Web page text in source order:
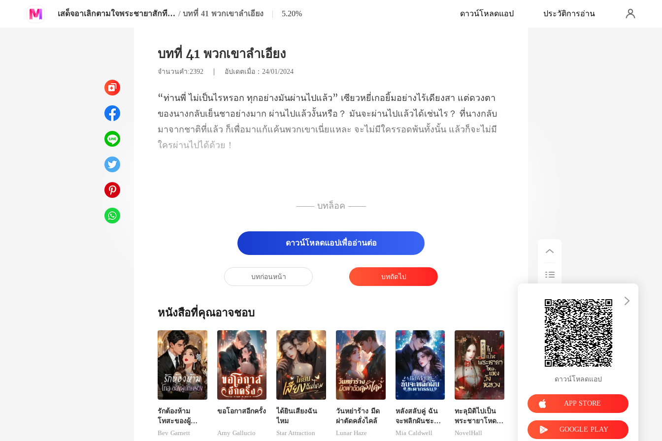
เสด็จอาเลิกตามใจพระชายาสักทีเถอะ / บทที่ 41 พวกเขาลำเอียง | 5.20% ดาวน์โหลดแอป ประวัติการอ่าน
บทที่ 41 พวกเขาลำเอียง
จำนวนคำ:2392 | อัปเดตเมื่อ：24/01/2024
างกลับเย็นชาอย่างมาก ผ่านไปแล้วงั้นหรือ？ มันจะผ่านไปแล้วได้เช่นไร？ ที่นางกลับ
มาจากชาติที่แ
—— บทล็อค ——
ดาวน์โหลดแอปเพื่ออ่านต่อ
บทก่อนหน้า บทถัดไป
หนังสือที่คุณอาจชอบ
รักต้องห้าม
โทสะของผู้
ปกครอง
Bev Garnett
ขอโอกาสอีกครั้ง
Arny Gallucio
ได้ยินเสียงฉัน
ไหม
Star Attraction
วันหย่าร้าง มีด
ผ่าตัดคลั่งไคล้
Lunar Haze
หลังสลับคู่ ฉัน
จะพลิกผันชะตา
กรรม
Mia Caldwell
ทะลุมิติไปเป็น
พระชายาโหด
แห่งวังหลวง
NovelHall
ดาวน์โหลดแอป
APP STORE
GOOGLE PLAY